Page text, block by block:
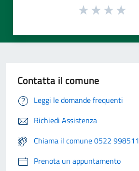
Contatta il comune
Leggi le domande frequenti
Richiedi Assistenza
Chiama il comune 0522 998511
Prenota un appuntamento